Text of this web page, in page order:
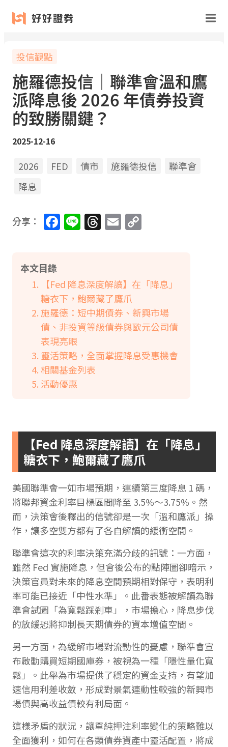
投信觀點
施羅德投信｜聯準會溫和鷹
派降息後 2026 年債券投資
的致勝關鍵？
2025-12-16
2026 FED 債市 施羅德投信
聯準會
降息
分享： Facebook
LineThreads
Email
本文目錄
【Fed 降息深度解讀】在「降息」
糖衣下，鮑爾藏了鷹爪
施羅德：短中期債券、新興市場
債、非投資等級債券與歐元公司債
表現亮眼
靈活策略，全面掌握降息受惠機會
相關基金列表
活動優惠
【Fed 降息深度解讀】在「降息」
糖衣下，鮑爾藏了鷹爪
美國聯準會一如市場預期，連續第三度降息 1 碼，
將聯邦資金利率目標區間降至 3.5%～3.75%。然
而，決策會後釋出的信號卻是一次「溫和鷹派」操
作，讓多空雙方都有了各自解讀的緩衝空間。
聯準會這次的利率決策充滿分歧的訊號：一方面，
雖然 Fed 實施降息，但會後公布的點陣圖卻暗示，
決策官員對未來的降息空間預期相對保守，表明利
率可能已接近「中性水準」。此番表態被解讀為聯
準會試圖「為寬鬆踩剎車」，市場擔心，降息步伐
的放緩恐將抑制長天期債券的資本增值空間。
另一方面，為緩解市場對流動性的憂慮，聯準會宣
布啟動購買短期國庫券，被視為一種「隱性量化寬
鬆」。此舉為市場提供了穩定的資金支持，有望加
速信用利差收斂，形成對景氣連動性較強的新興市
場債與高收益債較有利局面。
這樣矛盾的狀況，讓單純押注利率變化的策略難以
全面獲利，如何在各類債券資產中靈活配置，將成